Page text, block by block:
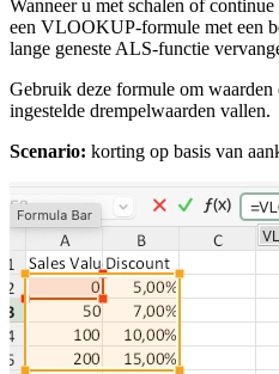
Wanneer u met schalen of
een VLOOKUP-formule met een
lange geneste ALS-functie
Gebruik deze formule om waarden
ingestelde drempelwaarden vallen.
Scenario: korting op basis van